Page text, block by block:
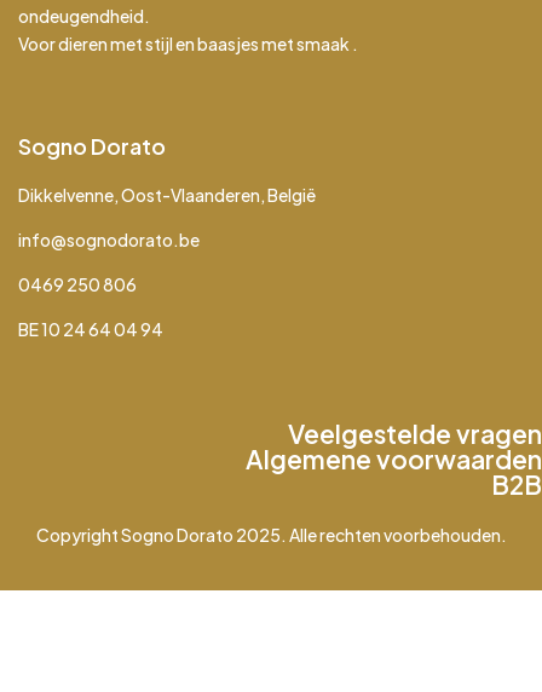
ondeugendheid.
Voor dieren met stijl en baasjes met smaak .
Sogno Dorato
Dikkelvenne, Oost-Vlaanderen, België
info@sognodorato.be
0469 250 806
BE 10 24 64 04 94
Veelgestelde vragen
Algemene voorwaarden
B2B
Copyright Sogno Dorato 2025. Alle rechten voorbehouden.